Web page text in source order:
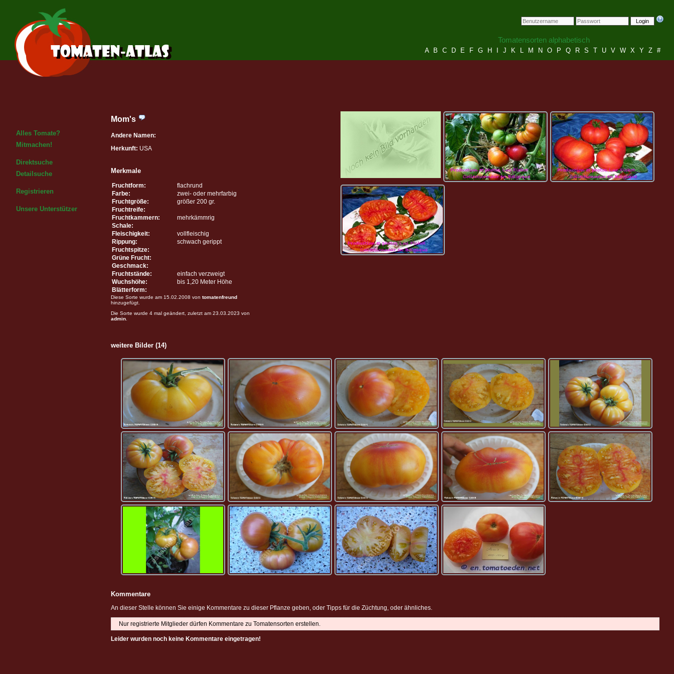
Login
Tomatensorten alphabetisch
A B C D E F G H J K L M N O P Q R S T U V W X Y Z #
Alles Tomate?
Mitmachen!
Direktsuche
Detailsuche
Registrieren
Unsere Unterstützer
Mom's
Andere Namen:
Herkunft: USA
Merkmale
Fruchtform:
flachrund
Farbe:
zwei- oder mehrfarbig
Fruchtgröße:
größer 200 gr.
Fruchtreife:
Fruchtkammern:
mehrkämmrig
Schale:
Fleischigkeit:
vollfleischig
Rippung:
schwach gerippt
Fruchtspitze:
Grüne Frucht:
Geschmack:
Fruchtstände:
einfach verzweigt
Wuchshöhe:
bis 1,20 Meter Höhe
Blätterform:
Diese Sorte wurde am 15.02.2008 von tomatenfreund
hinzugefügt.
Die Sorte wurde 4 mal geändert, zuletzt am 23.03.2023 von
admin
weitere Bilder (14)
Kommentare
An dieser Stelle können Sie einige Kommentare zu dieser Pflanze geben, oder Tipps für die Züchtung, oder ähnliches.
Nur registrierte Mitglieder dürfen Kommentare zu Tomatensorten erstellen.
Leider wurden noch keine Kommentare eingetragen!